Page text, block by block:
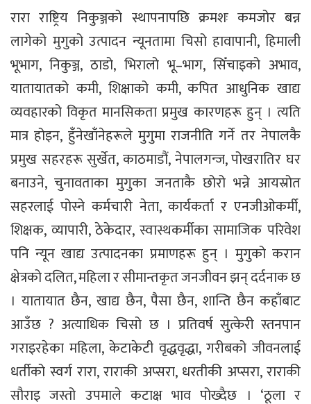
रारा राष्ट्रिय निकुञ्जको स्थापनापछि क्रमशः कमजोर बन्न
लागेको मुगुको उत्पादन न्यूनतामा चिसो हावापानी, हिमाली
भूभाग, निकुञ्ज, ठाडो, भिरालो भू–भाग, सिँचाइको अभाव,
यातायातको कमी, शिक्षाको कमी, कपित आधुनिक खाद्य
व्यवहारको विकृत मानसिकता प्रमुख कारणहरू हुन् । त्यति
मात्र होइन, हुँनेखाँनेहरूले मुगुमा राजनीति गर्ने तर नेपालकै
प्रमुख सहरहरू सुर्खेत, काठमाडौं, नेपालगन्ज, पोखरातिर घर
बनाउने, चुनावताका मुगुका जनताकै छोरो भन्ने आयस्रोत
सहरलाई पोस्ने कर्मचारी नेता, कार्यकर्ता र एनजीओकर्मी,
शिक्षक, व्यापारी, ठेकेदार, स्वास्थकर्मीका सामाजिक परिवेश
पनि न्यून खाद्य उत्पादनका प्रमाणहरू हुन् । मुगुको करान
क्षेत्रको दलित, महिला र सीमान्तकृत जनजीवन झन् दर्दनाक छ
। यातायात छैन, खाद्य छैन, पैसा छैन, शान्ति छैन कहाँबाट
आउँछ ? अत्याधिक चिसो छ । प्रतिवर्ष सुत्केरी स्तनपान
गराइरहेका महिला, केटाकेटी वृद्धवृद्धा, गरीबको जीवनलाई
धर्तीको स्वर्ग रारा, राराकी अप्सरा, धरतीकी अप्सरा, राराकी
सौराइ जस्तो उपमाले कटाक्ष भाव पोख्दैछ । ‘ठूला र